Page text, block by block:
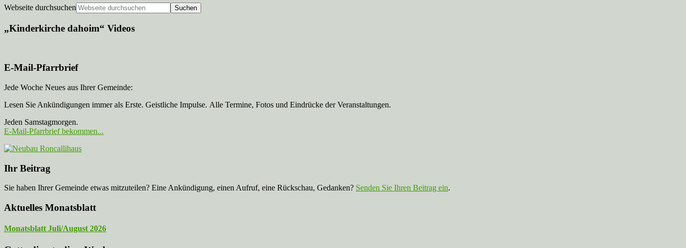
Webseite durchsuchen
„Kinderkirche dahoim“ Videos
E-Mail-Pfarrbrief
Jede Woche Neues aus Ihrer Gemeinde:
Lesen Sie Ankündigungen immer als Erste. Geistliche Impulse. Alle Termine, Fotos und Eindrücke der Veranstaltungen.
Jeden Samstagmorgen.
E-Mail-Pfarrbrief bekommen...
Ihr Beitrag
Sie haben Ihrer Gemeinde etwas mitzuteilen? Eine Ankündigung, einen Aufruf, eine Rückschau, Gedanken? Senden Sie Ihren Beitrag ein.
Aktuelles Monatsblatt
Monatsblatt Juli/August 2026